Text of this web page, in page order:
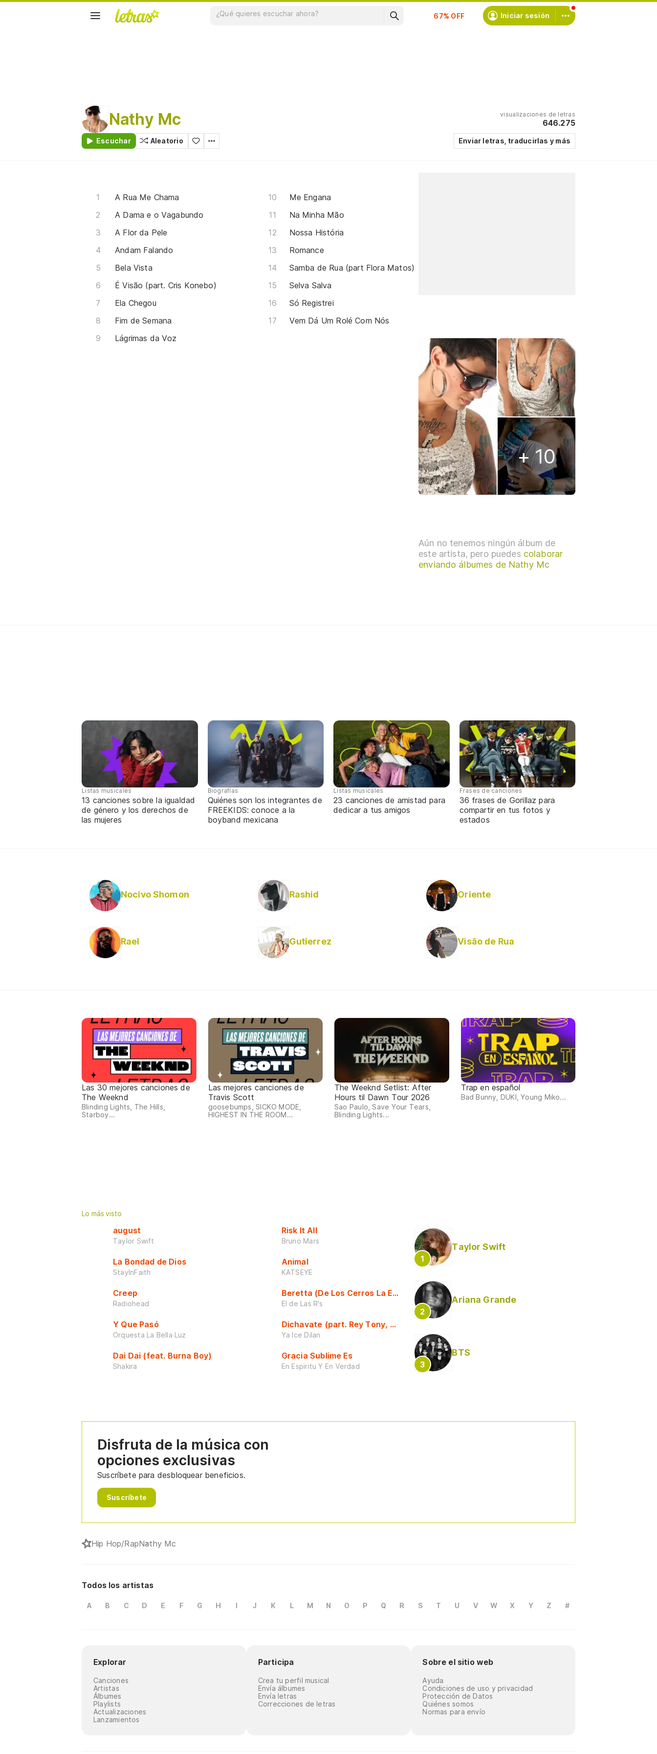
Suscríbete Iniciar sesión
Nathy Mc
Escuchar Aleatorio
visualizaciones de letras
646.275
Enviar letras, traducirlas y más
A Rua Me Chama
A Dama e o Vagabundo
A Flor da Pele
Andam Falando
Bela Vista
É Visão (part. Cris Konebo)
Ela Chegou
Fim de Semana
Lágrimas da Voz
Me Engana
Na Minha Mão
Nossa História
Romance
Samba de Rua (part Flora Matos)
Selva Salva
Só Registrei
Vem Dá Um Rolé Com Nós
+ 10
Aún no tenemos ningún álbum de
este artista, pero puedes colaborar
enviando álbumes de Nathy Mc
Listas musicales
13 canciones sobre la igualdad
de género y los derechos de
las mujeres
Biografías
Quiénes son los integrantes de
FREEKIDS: conoce a la
boyband mexicana
Listas musicales
23 canciones de amistad para
dedicar a tus amigos
Frases de canciones
36 frases de Gorillaz para
compartir en tus fotos y
estados
Nocivo Shomon Rashid Oriente
Rael Gutierrez Visão de Rua
Las 30 mejores canciones de
The Weeknd
Blinding Lights, The Hills,
Starboy...
Las mejores canciones de
Travis Scott
goosebumps, SICKO MODE,
HIGHEST IN THE ROOM...
The Weeknd Setlist: After
Hours til Dawn Tour 2026
Sao Paulo, Save Your Tears,
Blinding Lights...
Trap en español
Bad Bunny, DUKI, Young Miko...
Lo más visto
august
Taylor Swift
La Bondad de Dios
StayInFaith
Creep
Radiohead
Y Que Pasó
Orquesta La Bella Luz
Dai Dai (feat. Burna Boy)
Shakira
Risk It All
Bruno Mars
Animal
KATSEYE
Beretta (De Los Cerros La Escuela)
El de Las R's
Dichavate (part. Rey Tony, Dj Honda y Helabusador) [explícita]
Ya Ice Dilan
Gracia Sublime Es
En Espiritu Y En Verdad
Taylor Swift
Ariana Grande
BTS
Disfruta de la música con
opciones exclusivas
Suscríbete para desbloquear beneficios.
Suscríbete
Hip Hop/RapNathy Mc
Todos los artistas
A B C D E F G H I J K L M N O P Q R S T U V W X Y Z #
Explorar
Canciones
Artistas
Álbumes
Playlists
Actualizaciones
Lanzamientos
Participa
Crea tu perfil musical
Envía álbumes
Envía letras
Correcciones de letras
Sobre el sitio web
Ayuda
Condiciones de uso y privacidad
Protección de Datos
Quiénes somos
Normas para envío